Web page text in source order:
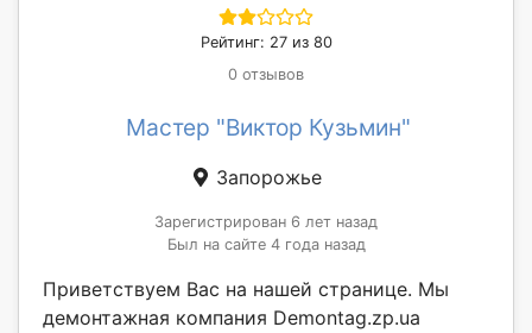
Рейтинг: 27 из 80
0 отзывов
Мастер "Виктор Кузьмин"
Запорожье
Зарегистрирован 6 лет назад
Был на сайте 4 года назад
Приветствуем Вас на нашей странице. Мы
демонтажная компания Demontag.zp.ua